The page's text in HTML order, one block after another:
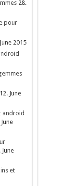
28.
pour
2015
12. June
android
June
et